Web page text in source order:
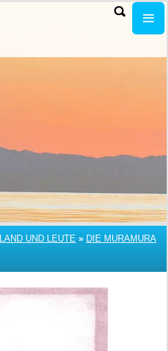
LAND UND LEUTE » DIE MURAMURA